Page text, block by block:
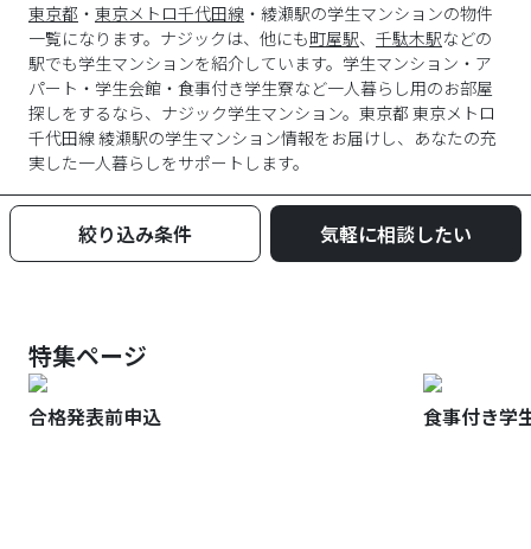
東京都 ・ 東京メトロ千代田線 ・綾瀬駅の学生マンションの物件
一覧になります。ナジックは、他にも町屋駅、 千駄木駅などの
駅でも学生マンションを紹介しています。学生マンション・ア
パート・学生会館・食事付き学生寮など一人暮らし用のお部屋
探しをするなら、ナジック学生マンション。東京都 東京メトロ
千代田線 綾瀬駅の学生マンション情報をお届けし、あなたの充
実した一人暮らしをサポートします。
絞り込み条件 気軽に相談したい
特集ページ
合格発表前申込 食事付き学